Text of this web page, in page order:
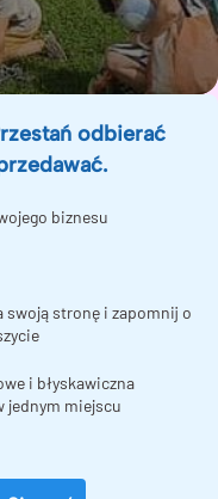
odbierać
biznesu
swoją stronę i zapomnij o
i błyskawiczna
jednym miejscu